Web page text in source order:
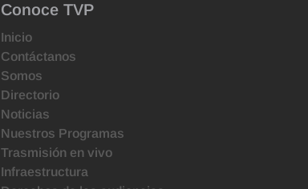
Conoce TVP
Inicio
Contáctanos
Somos
Directorio
Noticias
Nuestros Programas
Trasmisión en vivo
Infraestructura